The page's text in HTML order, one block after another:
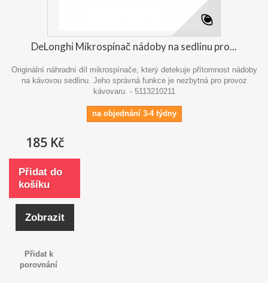
DeLonghi Mikrospínač nádoby na sedlinu pro...
Originální náhradní díl mikrospínače, který detekuje přítomnost nádoby
na kávovou sedlinu. Jeho správná funkce je nezbytná pro provoz
kávovaru. - 5113210211
na objednání 3-4 týdny
185 Kč
Přidat do
košíku
Zobrazit
Přidat k
porovnání